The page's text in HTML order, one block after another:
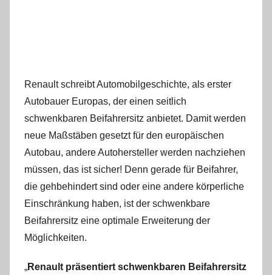
Renault schreibt Automobilgeschichte, als erster
Autobauer Europas, der einen seitlich
schwenkbaren Beifahrersitz anbietet. Damit werden
neue Maßstäben gesetzt für den europäischen
Autobau, andere Autohersteller werden nachziehen
müssen, das ist sicher! Denn gerade für Beifahrer,
die gehbehindert sind oder eine andere körperliche
Einschränkung haben, ist der schwenkbare
Beifahrersitz eine optimale Erweiterung der
Möglichkeiten.
„Renault präsentiert schwenkbaren Beifahrersitz